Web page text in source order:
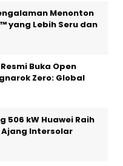
Menonton
yang Lebih Seru dan
Buka Open
Zero: Global
506 kW Huawei Raih
Ajang Intersolar